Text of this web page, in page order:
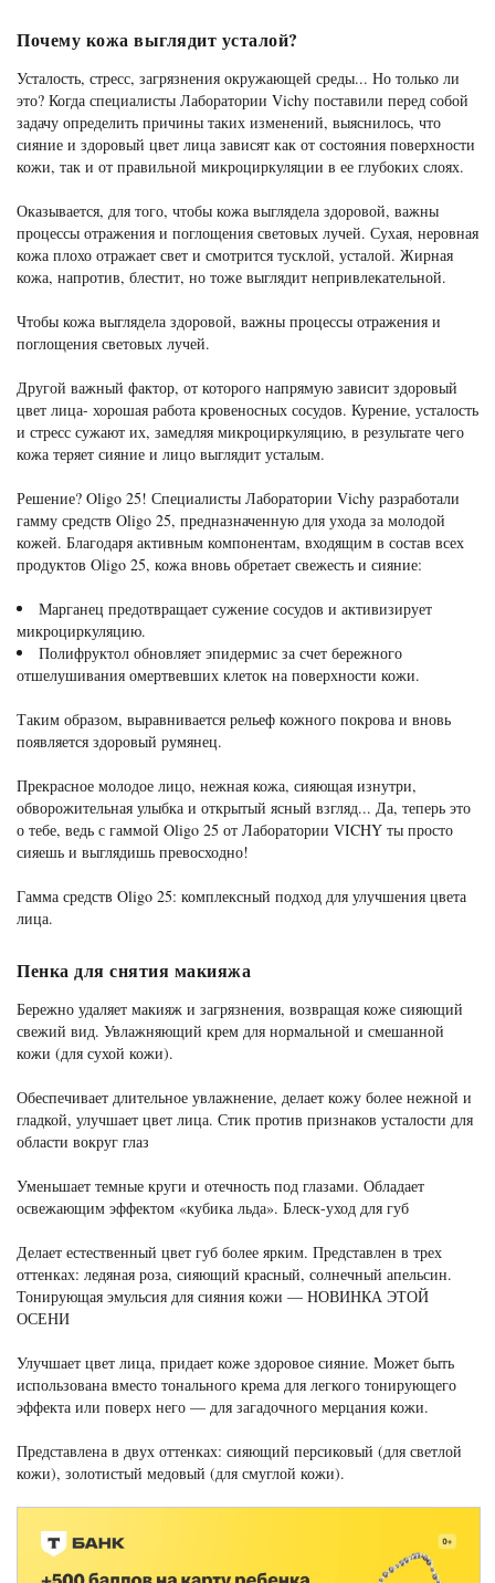
Почему кожа выглядит усталой?
Усталость, стресс, загрязнения окружающей среды... Но только ли
это? Когда специалисты Лаборатории Vichy поставили перед собой
задачу определить причины таких изменений, выяснилось, что
сияние и здоровый цвет лица зависят как от состояния поверхности
кожи, так и от правильной микроциркуляции в ее глубоких слоях.
Оказывается, для того, чтобы кожа выглядела здоровой, важны
процессы отражения и поглощения световых лучей. Сухая, неровная
кожа плохо отражает свет и смотрится тусклой, усталой. Жирная
кожа, напротив, блестит, но тоже выглядит непривлекательной.
Чтобы кожа выглядела здоровой, важны процессы отражения и
поглощения световых лучей.
Другой важный фактор, от которого напрямую зависит здоровый
цвет лица- хорошая работа кровеносных сосудов. Курение, усталость
и стресс сужают их, замедляя микроциркуляцию, в результате чего
кожа теряет сияние и лицо выглядит усталым.
Решение? Oligo 25! Специалисты Лаборатории Vichy разработали
гамму средств Oligo 25, предназначенную для ухода за молодой
кожей. Благодаря активным компонентам, входящим в состав всех
продуктов Oligo 25, кожа вновь обретает свежесть и сияние:
Марганец предотвращает сужение сосудов и активизирует
микроциркуляцию.
Полифруктол обновляет эпидермис за счет бережного
отшелушивания омертвевших клеток на поверхности кожи.
Таким образом, выравнивается рельеф кожного покрова и вновь
появляется здоровый румянец.
Прекрасное молодое лицо, нежная кожа, сияющая изнутри,
обворожительная улыбка и открытый ясный взгляд... Да, теперь это
о тебе, ведь с гаммой Oligo 25 от Лаборатории VICHY ты просто
сияешь и выглядишь превосходно!
Гамма средств Oligo 25: комплексный подход для улучшения цвета
лица.
Пенка для снятия макияжа
Бережно удаляет макияж и загрязнения, возвращая коже сияющий
свежий вид. Увлажняющий крем для нормальной и смешанной
кожи (для сухой кожи).
Обеспечивает длительное увлажнение, делает кожу более нежной и
гладкой, улучшает цвет лица. Стик против признаков усталости для
области вокруг глаз
Уменьшает темные круги и отечность под глазами. Обладает
освежающим эффектом «кубика льда». Блеск-уход для губ
Делает естественный цвет губ более ярким. Представлен в трех
оттенках: ледяная роза, сияющий красный, солнечный апельсин.
Тонирующая эмульсия для сияния кожи — НОВИНКА ЭТОЙ
ОСЕНИ
Улучшает цвет лица, придает коже здоровое сияние. Может быть
использована вместо тонального крема для легкого тонирующего
эффекта или поверх него — для загадочного мерцания кожи.
Представлена в двух оттенках: сияющий персиковый (для светлой
кожи), золотистый медовый (для смуглой кожи).